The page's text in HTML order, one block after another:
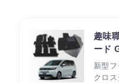
趣味
ード
新型
クロ